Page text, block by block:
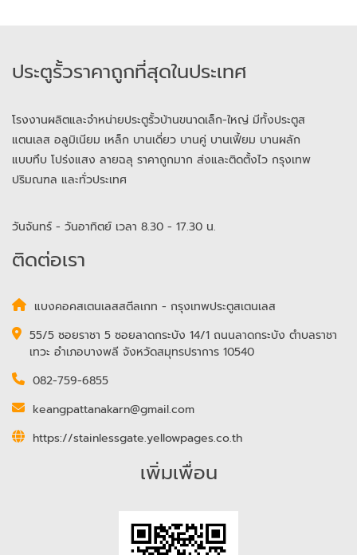
ประตูรั้วราคาถูกที่สุดในประเทศ
โรงงานผลิตและจำหน่ายประตูรั้วบ้านขนาดเล็ก-ใหญ่ มีทั้งประตูส
แตนเลส อลูมิเนียม เหล็ก บานเดี่ยว บานคู่ บานเฟี้ยม บานผลัก
แบบทึบ โปร่งแสง ลายฉลุ ราคาถูกมาก ส่งและติดตั้งไว กรุงเทพ
ปริมณฑล และทั่วประเทศ
วันจันทร์ - วันอาทิตย์ เวลา 8.30 - 17.30 น.
ติดต่อเรา
แบงคอคสเตนเลสสตีลเกท - กรุงเทพประตูสเตนเลส
55/5 ซอยราชา 5 ซอยลาดกระบัง 14/1 ถนนลาดกระบัง ตำบลราชา
เทวะ อำเภอบางพลี จังหวัดสมุทรปราการ 10540
082-759-6855
keangpattanakarn@gmail.com
https://stainlessgate.yellowpages.co.th
เพิ่มเพื่อน